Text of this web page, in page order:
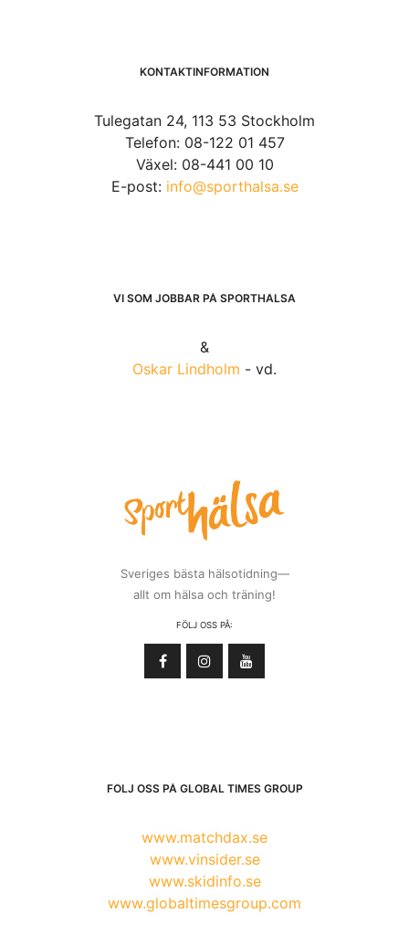
KONTAKTINFORMATION
Tulegatan 24, 113 53 Stockholm
Telefon: 08-122 01 457
Växel: 08-441 00 10
E-post: info@sporthalsa.se
VI SOM JOBBAR PÅ SPORTHÄLSA
&
Oskar Lindholm - vd.
Sveriges bästa hälsotidning—
allt om hälsa och träning!
FÖLJ OSS PÅ:
FÖLJ OSS PÅ GLOBAL TIMES GROUP
www.matchdax.se
www.vinsider.se
www.skidinfo.se
www.globaltimesgroup.com